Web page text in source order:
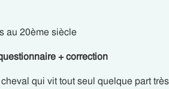
au 20ème siècle
+ correction
qui vit tout seul quelque part